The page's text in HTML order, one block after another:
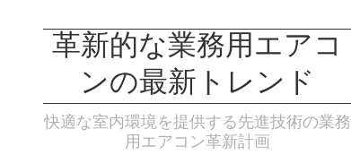
革新的な業務用エアコ
ンの最新トレンド
快適な室内環境を提供する先進技術の業務
用エアコン革新計画